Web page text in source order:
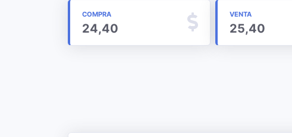
COMPRA
24,40
VENTA
25,40